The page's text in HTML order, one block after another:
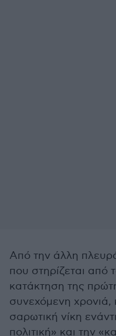
Από την άλλη
που στηρίζεται από
κατάκτηση της
συνεχόμενη χρονιά,
σαρωτική νίκη
πολιτική» και την